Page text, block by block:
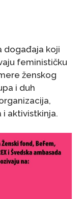
događaja koji
feminističku
ženskog
i duh
aktivistkinja.